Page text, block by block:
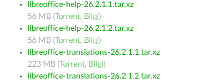
libreoffice-help-26.2.1.1.tar.xz
56 MB (Torrent, Bilgi)
libreoffice-help-26.2.1.2.tar.xz
56 MB (Torrent, Bilgi)
libreoffice-translations-26.2.1.1.tar.xz
223 MB (Torrent, Bilgi)
libreoffice-translations-26.2.1.2.tar.xz